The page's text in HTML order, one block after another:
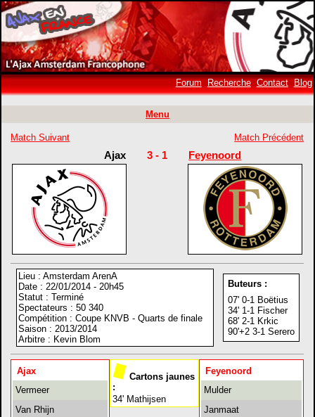
Forum Recherche Contact Blog
Menu
Match Suivant Match Précédent
Ajax 3 - 1 Feyenoord
Lieu : Amsterdam ArenA
Date : 22/01/2014 - 20h45
Statut : Terminé
Spectateurs : 50 340
Compétition : Coupe KNVB - Quarts de finale
Saison : 2013/2014
Arbitre : Kevin Blom
Buteurs :
07' 0-1 Boëtius
34' 1-1 Fischer
68' 2-1 Krkic
90'+2 3-1 Serero
Ajax
Vermeer
Van Rhijn
Cartons jaunes
:
34' Mathijsen
Feyenoord
Mulder
Janmaat